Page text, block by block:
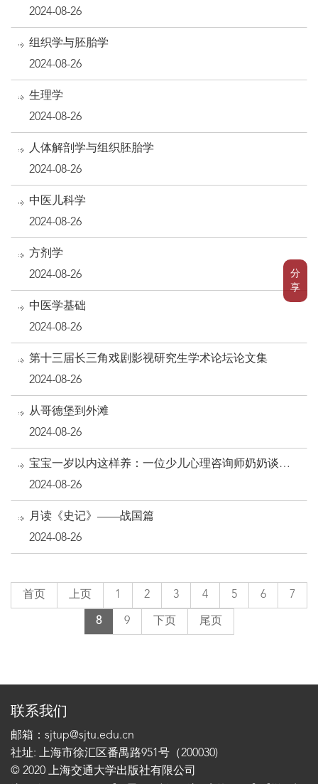
分
享
2024-08-26
组织学与胚胎学
2024-08-26
生理学
2024-08-26
人体解剖学与组织胚胎学
2024-08-26
中医儿科学
2024-08-26
方剂学
2024-08-26
中医学基础
2024-08-26
第十三届长三角戏剧影视研究生学术论坛论文集
2024-08-26
从哥德堡到外滩
2024-08-26
宝宝一岁以内这样养：一位少儿心理咨询师奶奶谈育
孙新理念
2024-08-26
月读《史记》——战国篇
2024-08-26
首页 上页 1 2 3 4 5 6 7
8 9 下页 尾页
联系我们
邮箱：sjtup@sjtu.edu.cn
社址: 上海市徐汇区番禺路951号（200030)
© 2020 上海交通大学出版社有限公司